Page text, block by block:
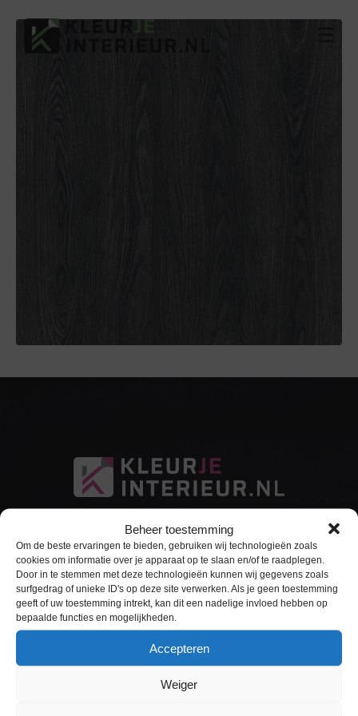
Beheer toestemming
Om de beste ervaringen te bieden, gebruiken wij technologieën zoals
cookies om informatie over je apparaat op te slaan en/of te raadplegen.
Door in te stemmen met deze technologieën kunnen wij gegevens zoals
surfgedrag of unieke ID's op deze site verwerken. Als je geen toestemming
geeft of uw toestemming intrekt, kan dit een nadelige invloed hebben op
bepaalde functies en mogelijkheden.
Accepteren
Weiger
Sitemap
Home
Interieurfolie